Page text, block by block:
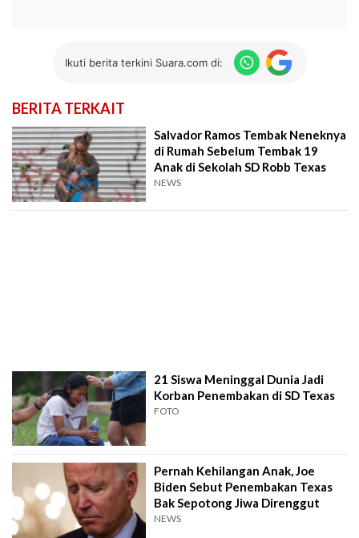
Ikuti berita terkini Suara.com di:
BERITA TERKAIT
Salvador Ramos Tembak Neneknya
di Rumah Sebelum Tembak 19
Anak di Sekolah SD Robb Texas
NEWS
21 Siswa Meninggal Dunia Jadi
Korban Penembakan di SD Texas
FOTO
Pernah Kehilangan Anak, Joe
Biden Sebut Penembakan Texas
Bak Sepotong Jiwa Direnggut
NEWS